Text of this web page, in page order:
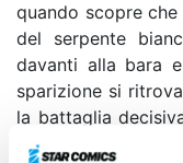
quando scopre
del serpente
davanti alla bara
sparizione si
la battaglia
da mille anni!